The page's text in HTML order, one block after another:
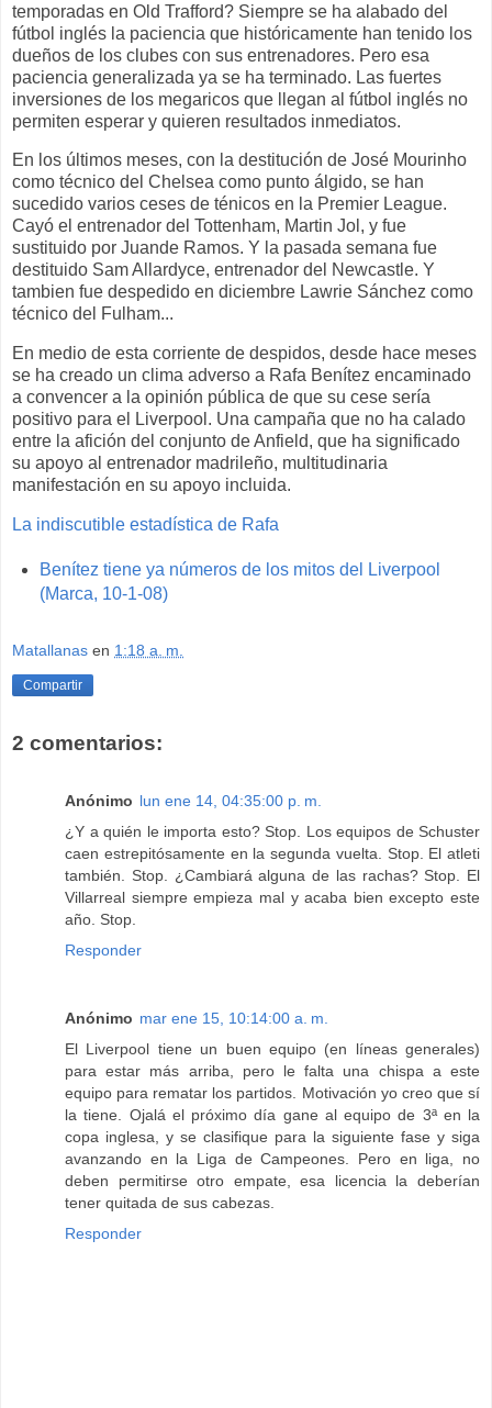
temporadas en Old Trafford? Siempre se ha alabado del
fútbol inglés la paciencia que históricamente han tenido los
dueños de los clubes con sus entrenadores. Pero esa
paciencia generalizada ya se ha terminado. Las fuertes
inversiones de los megaricos que llegan al fútbol inglés no
permiten esperar y quieren resultados inmediatos.
En los últimos meses, con la destitución de José Mourinho
como técnico del Chelsea como punto álgido, se han
sucedido varios ceses de ténicos en la Premier League.
Cayó el entrenador del Tottenham, Martin Jol, y fue
sustituido por Juande Ramos. Y la pasada semana fue
destituido Sam Allardyce, entrenador del Newcastle. Y
tambien fue despedido en diciembre Lawrie Sánchez como
técnico del Fulham...
En medio de esta corriente de despidos, desde hace meses
se ha creado un clima adverso a Rafa Benítez encaminado
a convencer a la opinión pública de que su cese sería
positivo para el Liverpool. Una campaña que no ha calado
entre la afición del conjunto de Anfield, que ha significado
su apoyo al entrenador madrileño, multitudinaria
manifestación en su apoyo incluida.
La indiscutible estadística de Rafa
Benítez tiene ya números de los mitos del Liverpool
(Marca, 10-1-08)
Matallanas en 1:18 a. m.
Compartir
2 comentarios:
Anónimo lun ene 14, 04:35:00 p. m.
¿Y a quién le importa esto? Stop. Los equipos de Schuster
caen estrepitósamente en la segunda vuelta. Stop. El atleti
también. Stop. ¿Cambiará alguna de las rachas? Stop. El
Villarreal siempre empieza mal y acaba bien excepto este
año. Stop.
Responder
Anónimo mar ene 15, 10:14:00 a. m.
El Liverpool tiene un buen equipo (en líneas generales)
para estar más arriba, pero le falta una chispa a este
equipo para rematar los partidos. Motivación yo creo que sí
la tiene. Ojalá el próximo día gane al equipo de 3ª en la
copa inglesa, y se clasifique para la siguiente fase y siga
avanzando en la Liga de Campeones. Pero en liga, no
deben permitirse otro empate, esa licencia la deberían
tener quitada de sus cabezas.
Responder